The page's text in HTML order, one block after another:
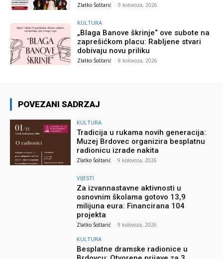
Zlatko Šoštarić - 9 kolovoza, 2026
KULTURA
„Blaga Banove škrinje“ ove subote na
zaprešićkom placu: Rabljene stvari
dobivaju novu priliku
Zlatko Šoštarić - 8 kolovoza, 2026
POVEZANI SADRZAJ
KULTURA
Tradicija u rukama novih generacija:
Muzej Brdovec organizira besplatnu
radionicu izrade nakita
Zlatko Šoštarić - 9 kolovoza, 2026
VIJESTI
Za izvannastavne aktivnosti u
osnovnim školama gotovo 13,9
milijuna eura: Financirana 104
projekta
Zlatko Šoštarić - 9 kolovoza, 2026
KULTURA
Besplatne dramske radionice u